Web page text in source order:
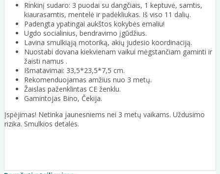
Rinkinį sudaro: 3 puodai su dangčiais, 1 keptuvė, samtis,
kiaurasamtis, mentelė ir padėkliukas. Iš viso 11 dalių.
Padengta ypatingai aukštos kokybės emaliu!
Ugdo socialinius, bendravimo įgūdžius.
Lavina smulkiąją motoriką, akių judesio koordinaciją.
Nuostabi dovana kiekvienam vaikui mėgstančiam gaminti ir
žaisti namus .
Išmatavimai: 33,5*23,5*7,5 cm.
Rekomenduojamas amžius nuo 3 metų.
Žaislas paženklintas CE ženklu.
Gamintojas Bino, Čekija.
Įspėjimas! Netinka jaunesniems nei 3 metų vaikams. Uždusimo
rizika. Smulkios detalės.